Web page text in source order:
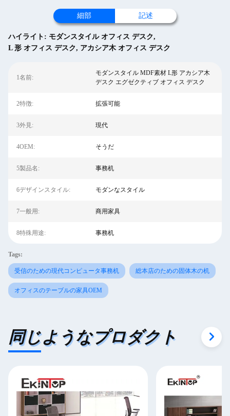
細部 記述
ハイライト: モダンスタイル オフィス デスク,
L 形 オフィス デスク, アカシア木 オフィス デスク
1名前:
モダンスタイル MDF素材 L形 アカシア木
デスク エグゼクティブ オフィス デスク
2特徴: 拡張可能
3外見: 現代
4OEM: そうだ
5製品名: 事務机
6デザインスタイル: モダンなスタイル
7一般用: 商用家具
8特殊用途: 事務机
Tags:
受信のための現代コンピュータ事務机 総本店のための固体木の机
オフィスのテーブルの家具OEM
同じようなプロダクト